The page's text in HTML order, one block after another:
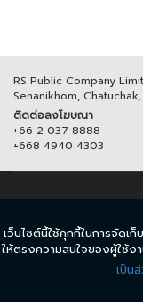
RS Public Company
Senanikhom,
ติดต่อลงโฆษณา
+66 2 037 8888
+668 4940 4303
© COPYRIGHT
ข้อกำหนดแล
เว็บไซต์นี้ใช้คุกกี้ในการจัดเ
ให้ตรงความสนใจของผู้ใช้ง
เป็น